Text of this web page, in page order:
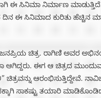
ಈ ಸಿನಿಮಾ ನಿರ್ಮಾಣ
ದಿನ ಈ ಸಿನಿಮಾದ ಕುರಿತು ಹೆಚ್ಚಿನ
ಚಿತ್ರ. ರಾಗಿಣಿ ಅವರ
ಆಗಿದ್ದರು. ಈಗ ಆ ಚಿತ್ರದ
ಆರಂಭಿಸುತ್ತಿದ್ದೇವೆ.
ಸಾಕಷ್ಟು ತಯಾರಿ